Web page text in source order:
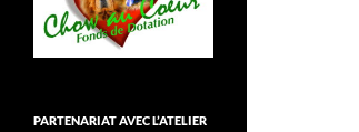
PARTENARIAT AVEC L’ATELIER